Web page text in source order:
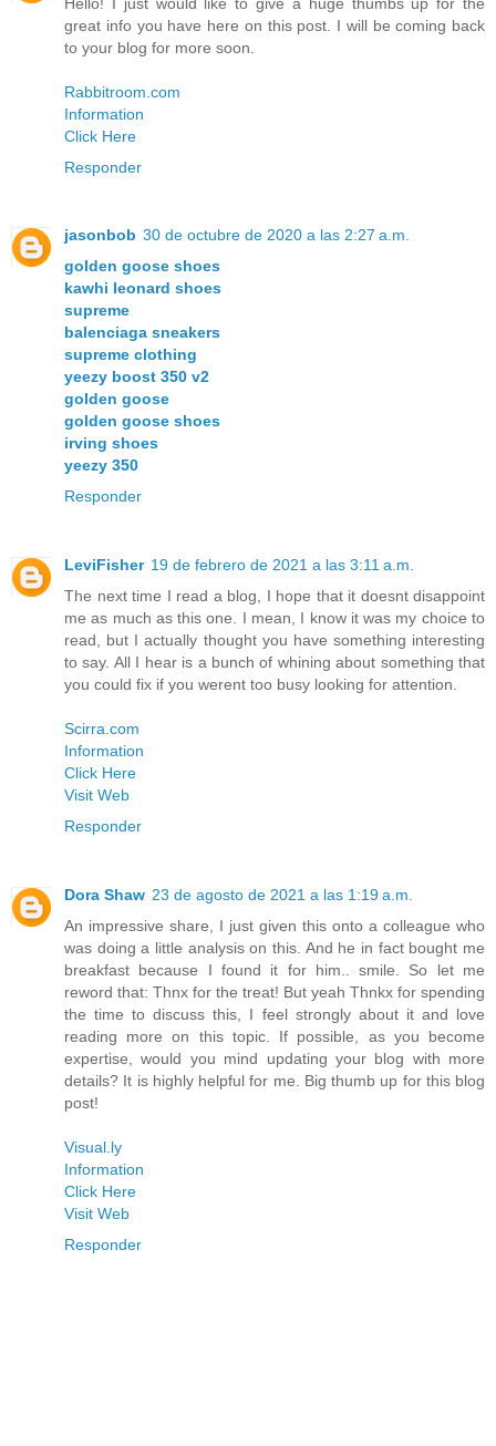
great info you have here on this post. I will be coming back
to your blog for more soon.
Rabbitroom.com
Information
Click Here
Responder
jasonbob 30 de octubre de 2020 a las 2:27 a.m.
golden goose shoes
kawhi leonard shoes
supreme
balenciaga sneakers
supreme clothing
yeezy boost 350 v2
golden goose
golden goose shoes
irving shoes
yeezy 350
Responder
LeviFisher 19 de febrero de 2021 a las 3:11 a.m.
The next time I read a blog, I hope that it doesnt disappoint
me as much as this one. I mean, I know it was my choice to
read, but I actually thought you have something interesting
to say. All I hear is a bunch of whining about something that
you could fix if you werent too busy looking for attention.
Scirra.com
Information
Click Here
Visit Web
Responder
Dora Shaw 23 de agosto de 2021 a las 1:19 a.m.
An impressive share, I just given this onto a colleague who
was doing a little analysis on this. And he in fact bought me
breakfast because I found it for him.. smile. So let me
reword that: Thnx for the treat! But yeah Thnkx for spending
the time to discuss this, I feel strongly about it and love
reading more on this topic. If possible, as you become
expertise, would you mind updating your blog with more
details? It is highly helpful for me. Big thumb up for this blog
post!
Visual.ly
Information
Click Here
Visit Web
Responder